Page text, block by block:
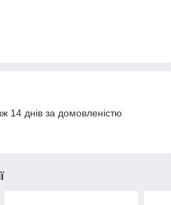
14 днів за домовленістю